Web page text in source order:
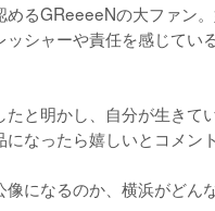
めるGReeeeNの大ファン
ッシャーや責任を感じて
たと明かし、自分が生きて
なったら嬉しいとコメン
になるのか、横浜がどん